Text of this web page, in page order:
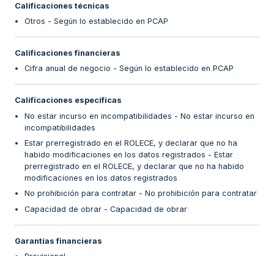
Calificaciones técnicas
Otros - Según lo establecido en PCAP
Calificaciones financieras
Cifra anual de negocio - Según lo establecido en PCAP
Calificaciones específicas
No estar incurso en incompatibilidades - No estar incurso en
incompatibilidades
Estar prerregistrado en el ROLECE, y declarar que no ha
habido modificaciones en los datos registrados - Estar
prerregistrado en el ROLECE, y declarar que no ha habido
modificaciones en los datos registrados
No prohibición para contratar - No prohibición para contratar
Capacidad de obrar - Capacidad de obrar
Garantías financieras